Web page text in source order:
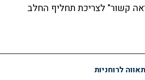
קשור" לצריכת תחליף החלב
לרוחניות